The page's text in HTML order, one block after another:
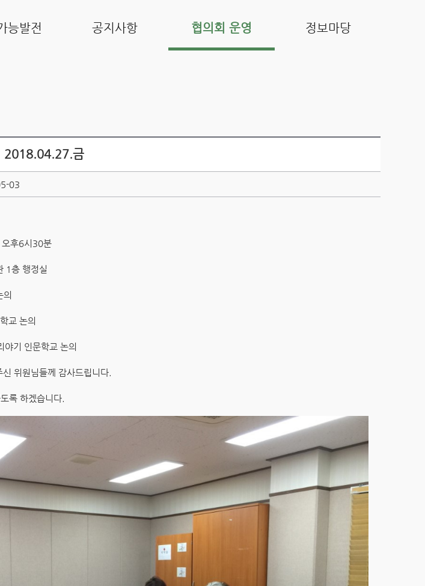
능발전 공지사항 협의회 운영 정보마당
2018.04.27.금
03
후6시30분
1층 행정실
의
교 논의
기 인문학교 논의
위원님들께 감사드립니다.
록 하겠습니다.